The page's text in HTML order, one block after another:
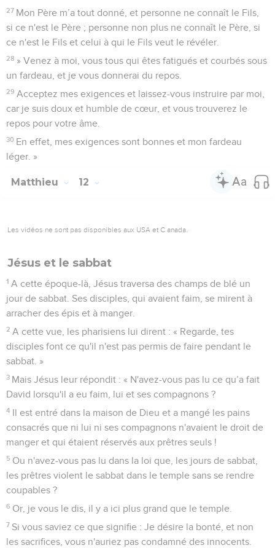
27 Mon Père m’a tout donné, et personne ne connaît le Fils,
si ce n'est le Père ; personne non plus ne connaît le Père, si
ce n'est le Fils et celui à qui le Fils veut le révéler.
28 » Venez à moi, vous tous qui êtes fatigués et courbés sous
un fardeau, et je vous donnerai du repos.
29 Acceptez mes exigences et laissez-vous instruire par moi,
car je suis doux et humble de cœur, et vous trouverez le
repos pour votre âme.
30 En effet, mes exigences sont bonnes et mon fardeau
léger. »
Matthieu 12
Les vidéos ne sont pas disponibles aux USA et C anada.
Jésus et le sabbat
1 A cette époque-là, Jésus traversa des champs de blé un
jour de sabbat. Ses disciples, qui avaient faim, se mirent à
arracher des épis et à manger.
2 A cette vue, les pharisiens lui dirent : « Regarde, tes
disciples font ce qu'il n'est pas permis de faire pendant le
sabbat. »
3 Mais Jésus leur répondit : « N'avez-vous pas lu ce qu’a fait
David lorsqu'il a eu faim, lui et ses compagnons ?
4 Il est entré dans la maison de Dieu et a mangé les pains
consacrés que ni lui ni ses compagnons n'avaient le droit de
manger et qui étaient réservés aux prêtres seuls !
5 Ou n'avez-vous pas lu dans la loi que, les jours de sabbat,
les prêtres violent le sabbat dans le temple sans se rendre
coupables ?
6 Or, je vous le dis, il y a ici plus grand que le temple.
7 Si vous saviez ce que signifie : Je désire la bonté, et non
les sacrifices, vous n'auriez pas condamné des innocents.